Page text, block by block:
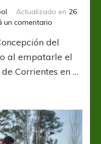
Actualizado en 26
un comentario
“Lobo”
rescató
empate
del
partido
del
al empatarle el
Corrientes en …